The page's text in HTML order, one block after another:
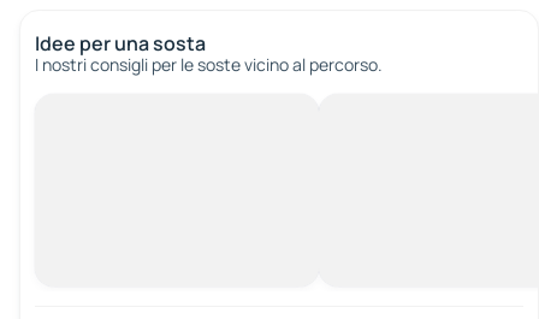
Idee per una sosta
I nostri consigli per le soste vicino al percorso.